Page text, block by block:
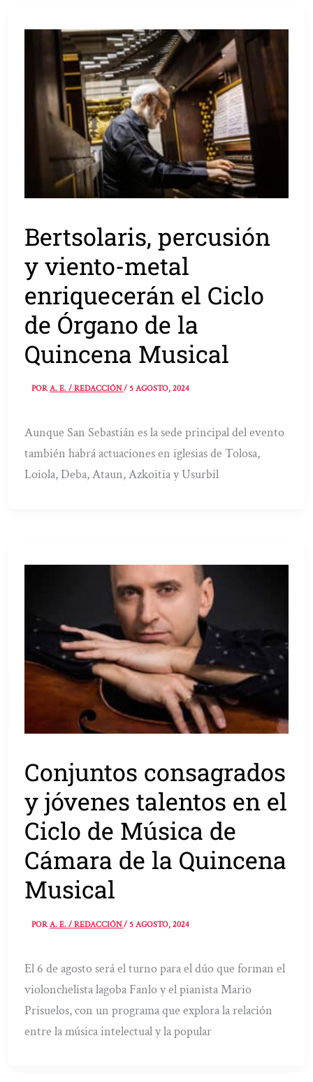
Bertsolaris, percusión
y viento-metal
enriquecerán el Ciclo
de Órgano de la
Quincena Musical
PORA. E. / REDACCIÓN/5 AGOSTO, 2024
Aunque San Sebastián es la sede principal del evento
también habrá actuaciones en iglesias de Tolosa,
Loiola, Deba, Ataun, Azkoitia y Usurbil
Conjuntos consagrados
y jóvenes talentos en el
Ciclo de Música de
Cámara de la Quincena
Musical
PORA. E. / REDACCIÓN/5 AGOSTO, 2024
El 6 de agosto será el turno para el dúo que forman el
violonchelista lagoba Fanlo y el pianista Mario
Prisuelos, con un programa que explora la relación
entre la música intelectual y la popular